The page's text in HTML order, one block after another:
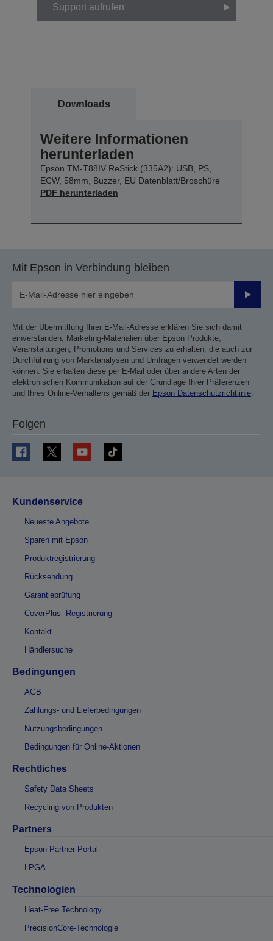
Support aufrufen
Downloads
Weitere Informationen
herunterladen
Epson TM-T88IV ReStick (335A2): USB, PS,
ECW, 58mm, Buzzer, EU Datenblatt/Broschüre
PDF herunterladen
Mit Epson in Verbindung bleiben
Mit der Übermittlung Ihrer E-Mail-Adresse erklären Sie sich damit
einverstanden, Marketing-Materialien über Epson Produkte,
Veranstaltungen, Promotions und Services zu erhalten, die auch zur
Durchführung von Marktanalysen und Umfragen verwendet werden
können. Sie erhalten diese per E-Mail oder über andere Arten der
elektronischen Kommunikation auf der Grundlage Ihrer Präferenzen
und Ihres Online-Verhaltens gemäß der Epson Datenschutzrichtlinie
Folgen
Kundenservice
Neueste Angebote
Sparen mit Epson
Produktregistrierung
Rücksendung
Garantieprüfung
CoverPlus- Registrierung
Kontakt
Händlersuche
Bedingungen
AGB
Zahlungs- und Lieferbedingungen
Nutzungsbedingungen
Bedingungen für Online-Aktionen
Rechtliches
Safety Data Sheets
Recycling von Produkten
Partners
Epson Partner Portal
LPGA
Technologien
Heat-Free Technology
PrecisionCore-Technologie